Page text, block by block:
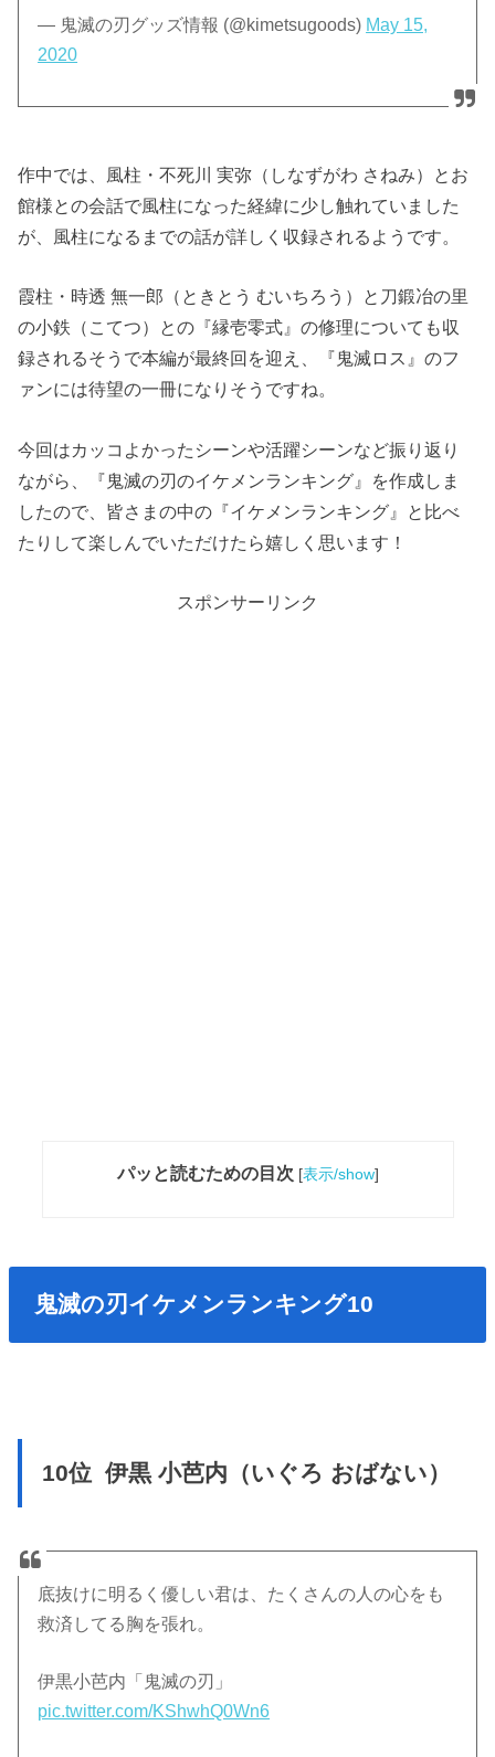
— 鬼滅の刃グッズ情報 (@kimetsugoods) May 15,
2020
作中では、風柱・不死川 実弥（しなずがわ さねみ）とお
館様との会話で風柱になった経緯に少し触れていました
が、風柱になるまでの話が詳しく収録されるようです。
霞柱・時透 無一郎（ときとう むいちろう）と刀鍛冶の里
の小鉄（こてつ）との『縁壱零式』の修理についても収
録されるそうで本編が最終回を迎え、『鬼滅ロス』のフ
ァンには待望の一冊になりそうですね。
今回はカッコよかったシーンや活躍シーンなど振り返り
ながら、『鬼滅の刃のイケメンランキング』を作成しま
したので、皆さまの中の『イケメンランキング』と比べ
たりして楽しんでいただけたら嬉しく思います！
スポンサーリンク
パッと読むための目次 [表示/show]
鬼滅の刃イケメンランキング10
10位 伊黒 小芭内（いぐろ おばない）
底抜けに明るく優しい君は、たくさんの人の心をも
救済してる胸を張れ。
伊黒小芭内「鬼滅の刃」
pic.twitter.com/KShwhQ0Wn6